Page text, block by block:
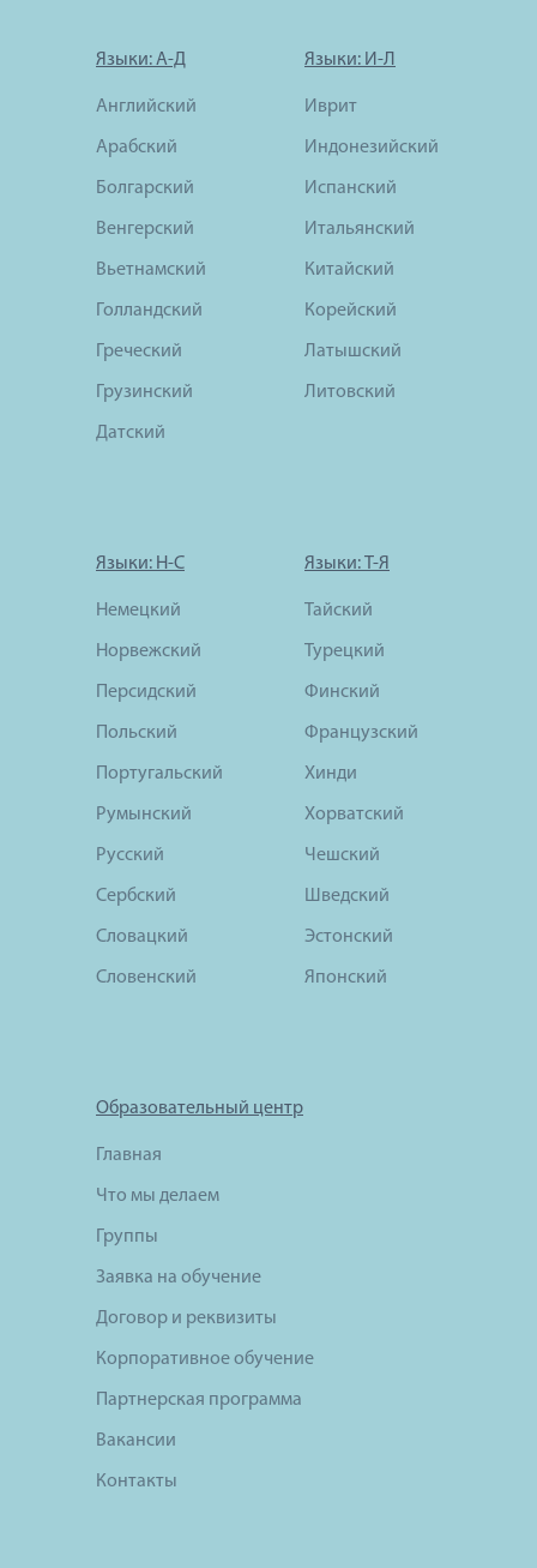
Языки: А-Д
Английский
Арабский
Болгарский
Венгерский
Вьетнамский
Голландский
Греческий
Грузинский
Датский
Языки: И-Л
Иврит
Индонезийский
Испанский
Итальянский
Китайский
Корейский
Латышский
Литовский
Языки: Н-С
Немецкий
Норвежский
Персидский
Польский
Португальский
Румынский
Русский
Сербский
Словацкий
Словенский
Языки: Т-Я
Тайский
Турецкий
Финский
Французский
Хинди
Хорватский
Чешский
Шведский
Эстонский
Японский
Образовательный центр
Главная
Что мы делаем
Группы
Заявка на обучение
Договор и реквизиты
Корпоративное обучение
Партнерская программа
Вакансии
Контакты